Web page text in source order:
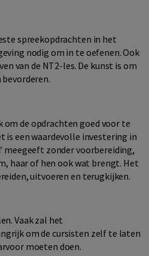
spreekopdrachten in het
nodig om in te oefenen. Ook
van de NT2-les. De kunst is om
de opdrachten goed voor te
is een waardevolle investering in
meegeeft zonder voorbereiding,
haar of hen ook wat brengt. Het
uitvoeren en terugkijken.
Vaak zal het
om de cursisten zelf te laten
moeten doen.